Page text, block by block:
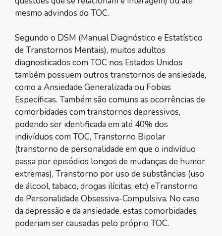
mesmo advindos do TOC.
Segundo o DSM (Manual Diagnóstico e Estatístico
de Transtornos Mentais), muitos adultos
diagnosticados com TOC nos Estados Unidos
também possuem outros transtornos de ansiedade,
como a Ansiedade Generalizada ou Fobias
Específicas. Também são comuns as ocorrências de
comorbidades com transtornos depressivos,
podendo ser identificada em até 40% dos
indivíduos com TOC, Transtorno Bipolar
(transtorno de personalidade em que o indivíduo
passa por episódios longos de mudanças de humor
extremas), Transtorno por uso de substâncias (uso
de álcool, tabaco, drogas ilícitas, etc) eTranstorno
de Personalidade Obsessiva-Compulsiva. No caso
da depressão e da ansiedade, estas comorbidades
poderiam ser causadas pelo próprio TOC.